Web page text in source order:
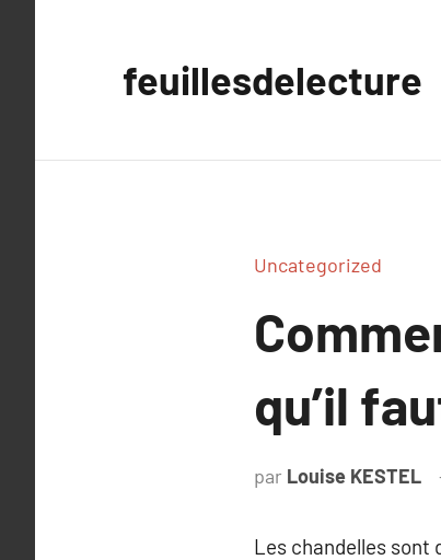
feuillesdelecture
Uncategorized
qu’il
par Louise KESTEL
Les chandelles sont